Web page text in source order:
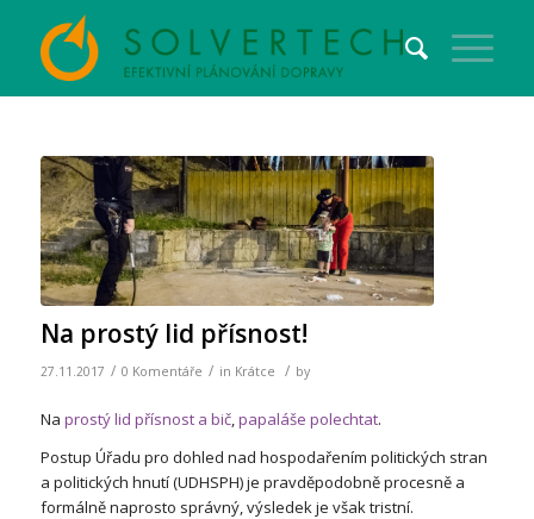
Na prostý lid přísnost!
27.11.2017 / 0 Komentáře / in Krátce / by
Na prostý lid přísnost a bič,papaláše polechtat.
Postup Úřadu pro dohled nad hospodařením politických stran
a politických hnutí (UDHSPH) je pravděpodobně procesně a
formálně naprosto správný, výsledek je však tristní.